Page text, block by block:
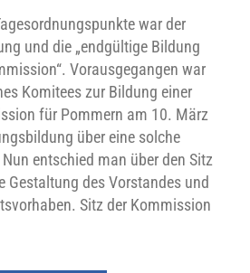
war der
und die „endgültige Bildung
Vorausgegangen war
Komitees zur Bildung einer
für Pommern am 10. März
über eine solche
entschied man über den Sitz
Gestaltung des Vorstandes und
Sitz der Kommission